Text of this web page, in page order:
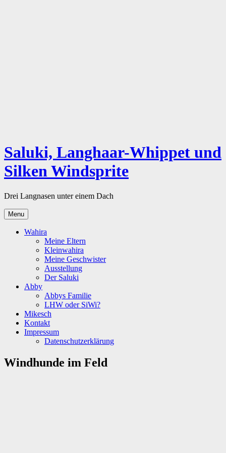
Saluki, Langhaar-Whippet und
Silken Windsprite
Drei Langnasen unter einem Dach
Menu
Wahira
Meine Eltern
Kleinwahira
Meine Geschwister
Ausstellung
Der Saluki
Abby
Abbys Familie
LHW oder SiWi?
Mikesch
Kontakt
Impressum
Datenschutzerklärung
Windhunde im Feld